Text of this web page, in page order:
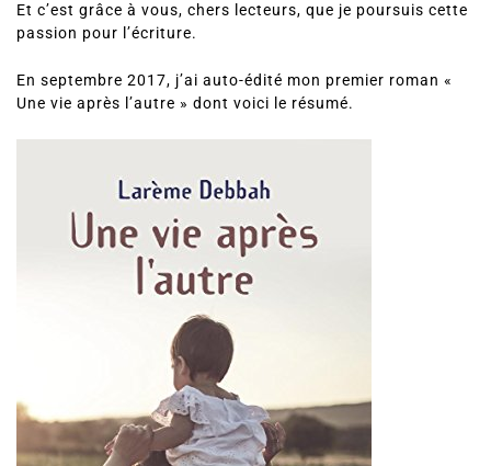
Et c’est grâce à vous, chers lecteurs, que je poursuis cette
passion pour l’écriture.
En septembre 2017, j’ai auto-édité mon premier roman «
Une vie après l’autre » dont voici le résumé.